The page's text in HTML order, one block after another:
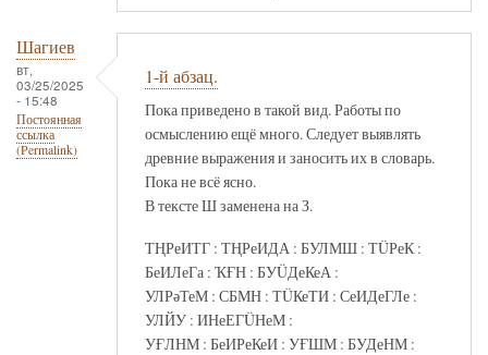
Шагиев
вт,
03/25/2025
- 15:48
Постоянная
ссылка
(Permalink)
1-й абзац.
Пока приведено в такой вид. Работы по
осмыслению ещё много. Следует выявлять
древние выражения и заносить их в словарь.
Пока не всё ясно.
В тексте Ш заменена на З.
ТҢРеИТГ : ТҢРеИДА : БУЛМШ : ТÜРеК :
БеИЛеГа : ҠҒН : БУÜДеКеА :
УЛРәТеМ : СБМН : ТÜКеТИ : СеИДеГЛе :
УЛЙУ : ИНеЕГÜНеМ :
УҒЛНМ : БеИРеКеИ : УҒШМ : БУДеНМ :